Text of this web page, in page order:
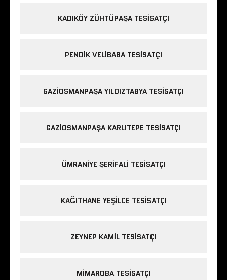
KADIKÖY ZÜHTÜPAŞA TESISATÇI
PENDIK VELIBABA TESISATÇI
GAZIOSMANPAŞA YILDIZTABYA TESISATÇI
GAZIOSMANPAŞA KARLITEPE TESISATÇI
ÜMRANIYE ŞERIFALI TESISATÇI
KAĞITHANE YEŞILCE TESISATÇI
ZEYNEP KAMIL TESISATÇI
MIMAROBA TESISATÇI